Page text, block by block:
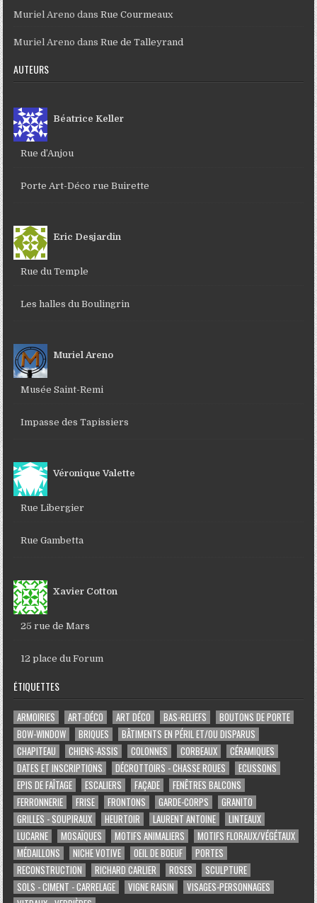
Muriel Areno dansRue Courmeaux
Muriel Areno dansRue de Talleyrand
AUTEURS
Béatrice Keller
Rue d’Anjou
Porte Art-Déco rue Buirette
Eric Desjardin
Rue du Temple
Les halles du Boulingrin
Muriel Areno
Musée Saint-Remi
Impasse des Tapissiers
Véronique Valette
Rue Libergier
Rue Gambetta
Xavier Cotton
25 rue de Mars
12 place du Forum
ÉTIQUETTES
ARMOIRIES ART-DÉCO ART DÉCO BAS-RELIEFS
BOUTONS DE PORTE
BOW-WINDOW
BRIQUES
BÂTIMENTS EN PÉRIL ET/OU DISPARUS
CHAPITEAU
CHIENS-ASSIS COLONNES CORBEAUX
CÉRAMIQUES
DATES ET INSCRIPTIONS
DÉCROTTOIRS - CHASSE ROUES
ECUSSONS
EPIS DE FAÎTAGE
ESCALIERS FAÇADE
FENÊTRES BALCONS
FERRONNERIE
FRISE FRONTONS GARDE-CORPS
GRANITO
GRILLES - SOUPIRAUX
HEURTOIR LAURENT ANTOINE
LINTEAUX
LUCARNE
MOSAÏQUES MOTIFS ANIMALIERS
MOTIFS FLORAUX/VÉGÉTAUX
MÉDAILLONS
NICHE VOTIVE OEIL DE BOEUF
PORTES
RECONSTRUCTION
RICHARD CARLIER ROSES
SCULPTURE
SOLS - CIMENT - CARRELAGE
VIGNE RAISIN
VISAGES-PERSONNAGES